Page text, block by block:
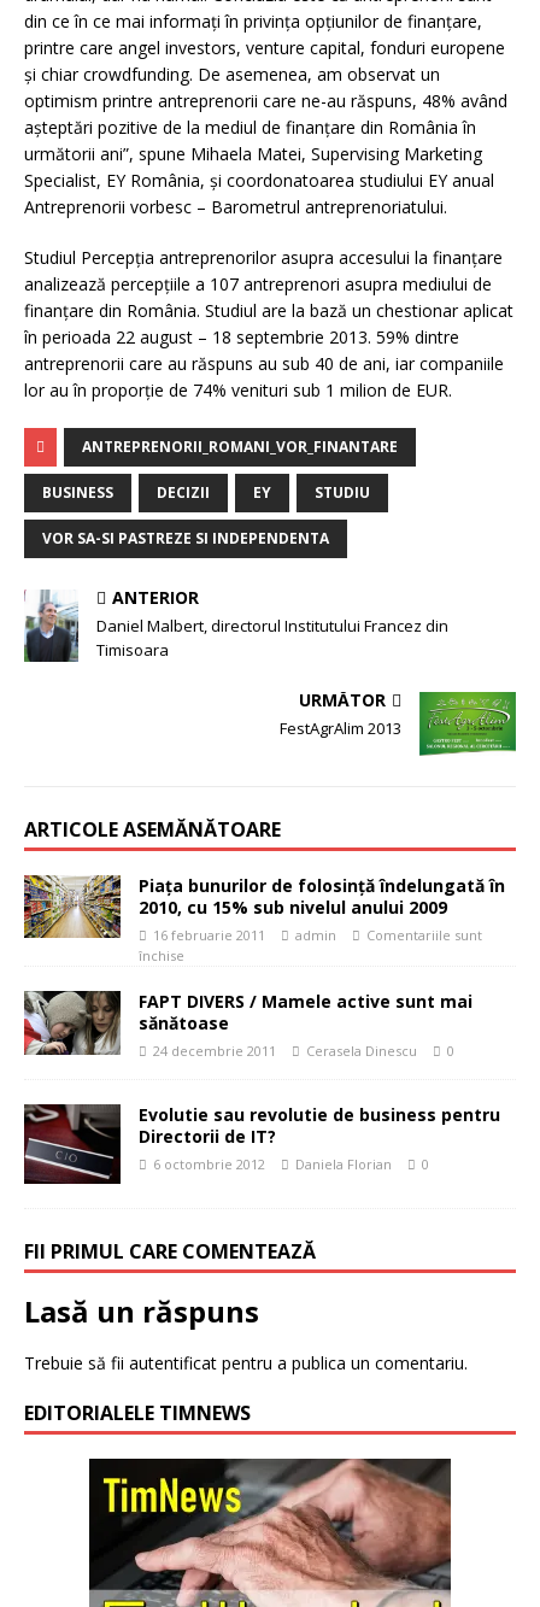
din ce în ce mai informaţi în privinţa opţiunilor de finanţare,
printre care angel investors, venture capital, fonduri europene
şi chiar crowdfunding. De asemenea, am observat un
optimism printre antreprenorii care ne-au răspuns, 48% având
aşteptări pozitive de la mediul de finanţare din România în
următorii ani”, spune Mihaela Matei, Supervising Marketing
Specialist, EY România, şi coordonatoarea studiului EY anual
Antreprenorii vorbesc – Barometrul antreprenoriatului.
Studiul Percepţia antreprenorilor asupra accesului la finanţare
analizează percepţiile a 107 antreprenori asupra mediului de
finanţare din România. Studiul are la bază un chestionar aplicat
în perioada 22 august – 18 septembrie 2013. 59% dintre
antreprenorii care au răspuns au sub 40 de ani, iar companiile
lor au în proporţie de 74% venituri sub 1 milion de EUR.
ANTREPRENORII_ROMANI_VOR_FINANTARE
BUSINESS DECIZII EY STUDIU
VOR SA-SI PASTREZE SI INDEPENDENTA
ANTERIOR
Daniel Malbert, directorul Institutului Francez din
Timisoara
URMĂTOR
FestAgrAlim 2013
ARTICOLE ASEMĂNĂTOARE
Piaţa bunurilor de folosinţă îndelungată în
2010, cu 15% sub nivelul anului 2009
16 februarie 2011 admin
Comentariile sunt
închise
FAPT DIVERS / Mamele active sunt mai
sănătoase
24 decembrie 2011 Cerasela Dinescu 0
Evolutie sau revolutie de business pentru
Directorii de IT?
6 octombrie 2012 Daniela Florian 0
FII PRIMUL CARE COMENTEAZĂ
Lasă un răspuns
Trebuie să fii autentificat pentru a publica un comentariu.
EDITORIALELE TIMNEWS